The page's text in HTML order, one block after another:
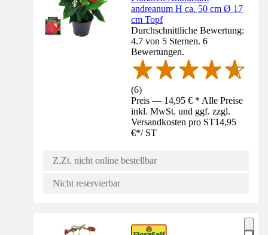
andreanum H ca. 50 cm Ø 17
cm Topf
Durchschnittliche Bewertung:
4.7 von 5 Sternen. 6
Bewertungen.
(6)
Preis — 14,95 € * Alle Preise
inkl. MwSt. und ggf. zzgl.
Versandkosten pro ST14,95
€*/ ST
Z.Zt. nicht online bestellbar
Nicht reservierbar